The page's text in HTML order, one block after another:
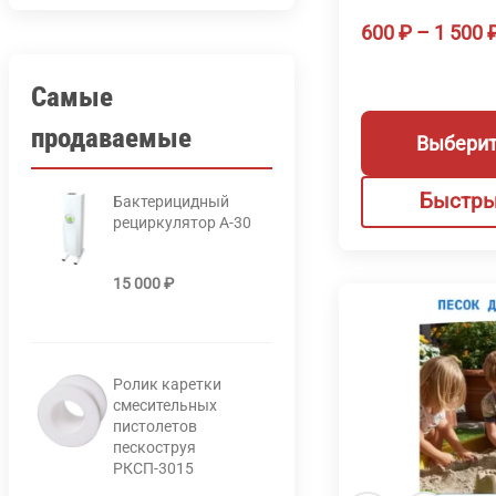
Самые
продаваемые
Бактерицидный
рециркулятор А-30
15 000₽
Ролик каретки
смесительных
пистолетов
пескоструя
РКСП-3015
600₽ – 1 500
Этот
имеет
несколько
выбрать
странице
товара.